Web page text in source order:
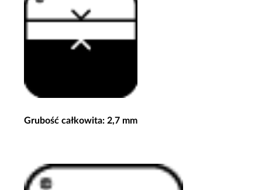
Grubość całkowita: 2,7 mm